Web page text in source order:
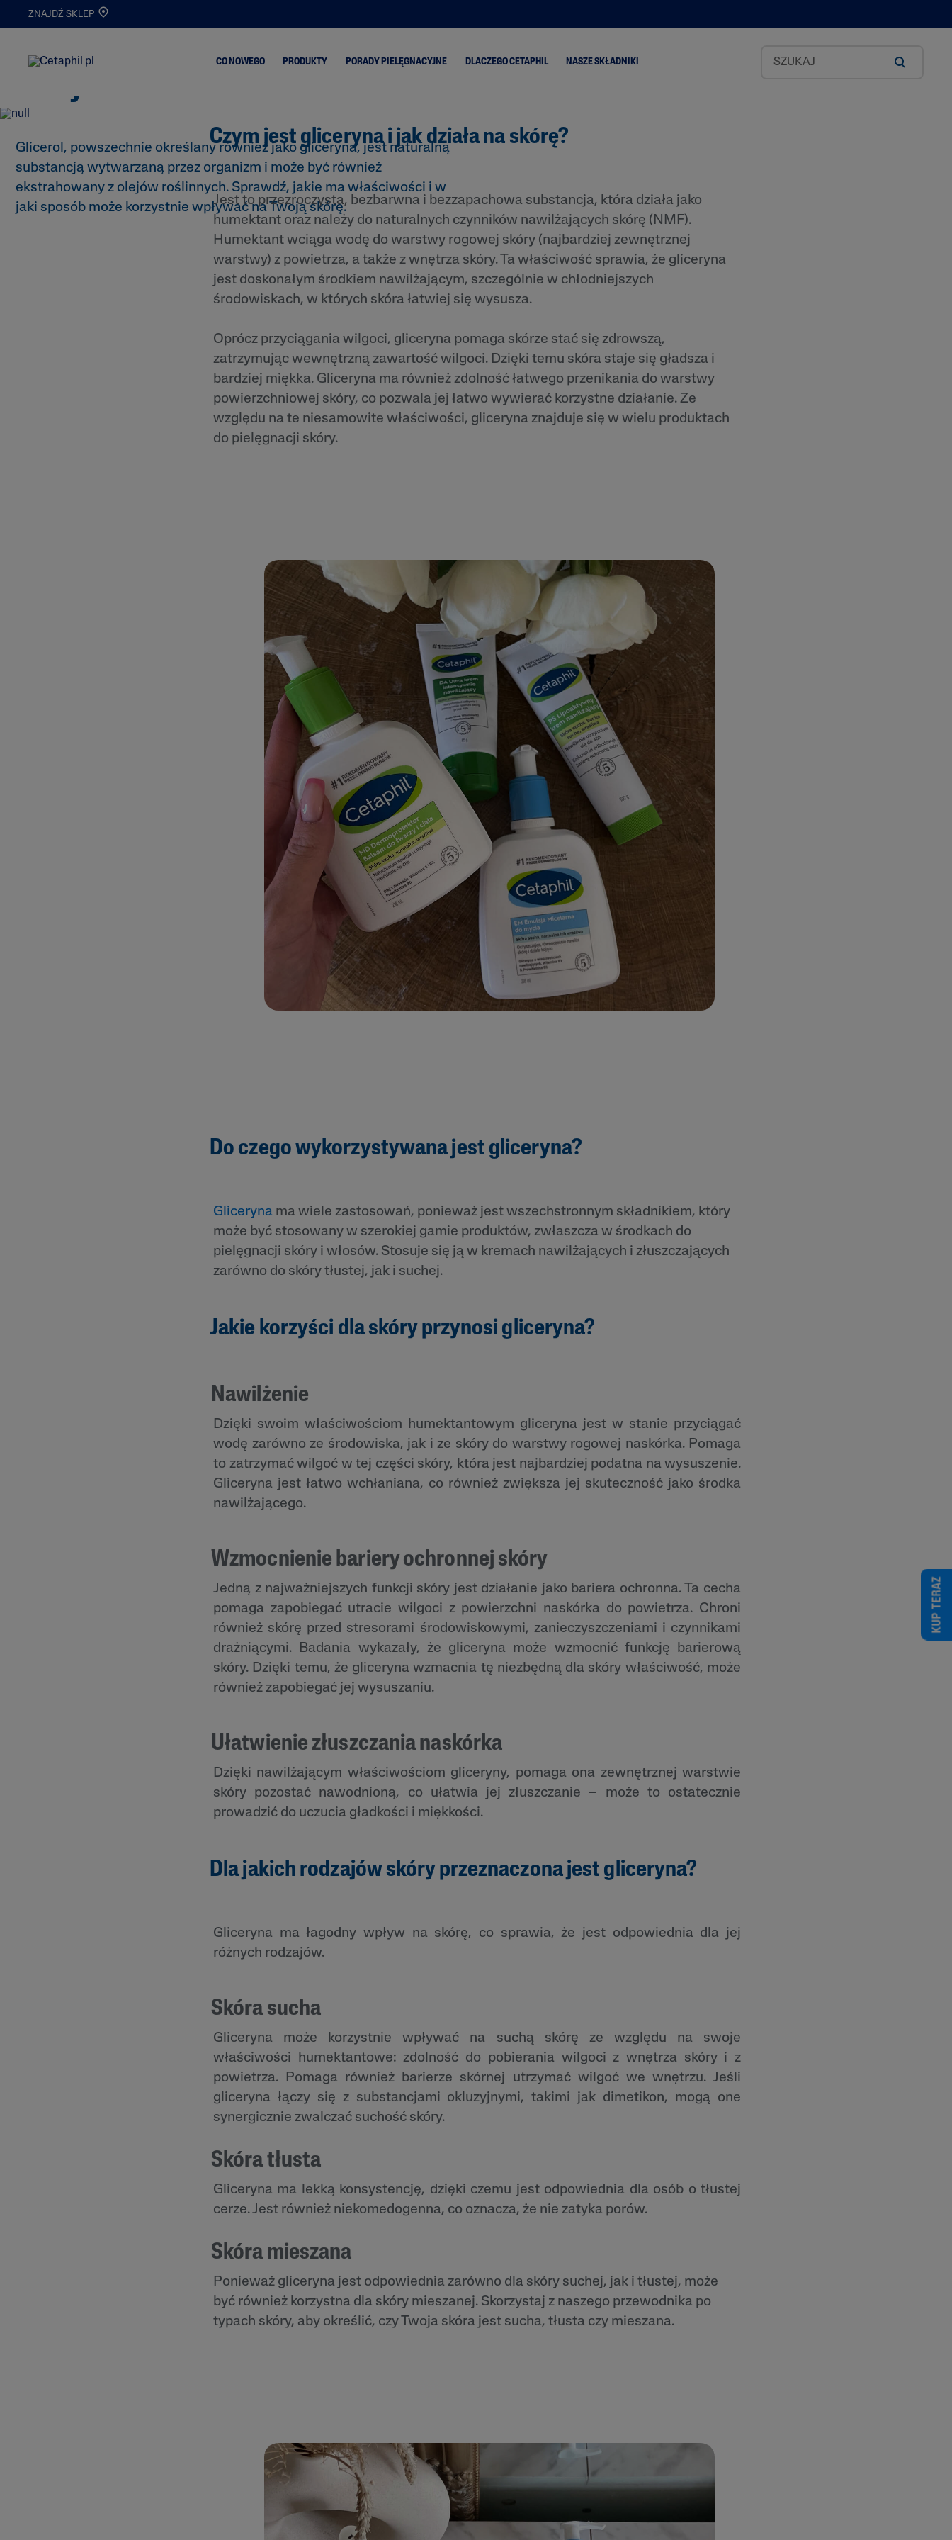
ZNAJDŹ SKLEP
CO NOWEGO PRODUKTY
Oczyszczanie
Nawilżanie
Serum
Nowości
Trądzik i Wypryski
Skóra Matowa i
Odwodniona
Oczyszczanie i
Demakijaż
Atopowe Zapalenie
Skóry
Skóra
Przetłuszczająca się
Skóra Podrażniona i
Popękana
Trądzik Różowaty
Skóra Szorstka i
Łuszcząca się
Skóra Sucha
Skóra Mieszana
Skóra Normalna
Skóra
Przetłuszczająca się
Classic
PRO Redness
Control
Gentle Exfoliating
Gliceryna
Niacynamid
Pantenol
Masło Shea
PORADY PIELĘGNACYJNE DLACZEGO CETAPHIL NASZE SKŁADNIKI
Czy gliceryna jest dobra dla Twojej
skóry?
Glicerol, powszechnie określany również jako gliceryna, jest naturalną
substancją wytwarzaną przez organizm i może być również
ekstrahowany z olejów roślinnych. Sprawdź, jakie ma właściwości i w
jaki sposób może korzystnie wpływać na Twoją skórę.
Czym jest gliceryna i jak działa na skórę?
Jest to przezroczysta, bezbarwna i bezzapachowa substancja, która działa jako
humektant oraz należy do naturalnych czynników nawilżających skórę (NMF).
Humektant wciąga wodę do warstwy rogowej skóry (najbardziej zewnętrznej
warstwy) z powietrza, a także z wnętrza skóry. Ta właściwość sprawia, że gliceryna
jest doskonałym środkiem nawilżającym, szczególnie w chłodniejszych
środowiskach, w których skóra łatwiej się wysusza.
Oprócz przyciągania wilgoci, gliceryna pomaga skórze stać się zdrowszą,
zatrzymując wewnętrzną zawartość wilgoci. Dzięki temu skóra staje się gładsza i
bardziej miękka. Gliceryna ma również zdolność łatwego przenikania do warstwy
powierzchniowej skóry, co pozwala jej łatwo wywierać korzystne działanie. Ze
względu na te niesamowite właściwości, gliceryna znajduje się w wielu produktach
do pielęgnacji skóry.
Do czego wykorzystywana jest gliceryna?
Gliceryna ma wiele zastosowań, ponieważ jest wszechstronnym składnikiem, który
może być stosowany w szerokiej gamie produktów, zwłaszcza w środkach do
pielęgnacji skóry i włosów. Stosuje się ją w kremach nawilżających i złuszczających
zarówno do skóry tłustej, jak i suchej.
Jakie korzyści dla skóry przynosi gliceryna?
Nawilżenie
Dzięki swoim właściwościom humektantowym gliceryna jest w stanie przyciągać
wodę zarówno ze środowiska, jak i ze skóry do warstwy rogowej naskórka. Pomaga
to zatrzymać wilgoć w tej części skóry, która jest najbardziej podatna na wysuszenie.
Gliceryna jest łatwo wchłaniana, co również zwiększa jej skuteczność jako środka
nawilżającego.
Wzmocnienie bariery ochronnej skóry
Jedną z najważniejszych funkcji skóry jest działanie jako bariera ochronna. Ta cecha
pomaga zapobiegać utracie wilgoci z powierzchni naskórka do powietrza. Chroni
również skórę przed stresorami środowiskowymi, zanieczyszczeniami i czynnikami
drażniącymi. Badania wykazały, że gliceryna może wzmocnić funkcję barierową
skóry. Dzięki temu, że gliceryna wzmacnia tę niezbędną dla skóry właściwość, może
również zapobiegać jej wysuszaniu.
Ułatwienie złuszczania naskórka
Dzięki nawilżającym właściwościom gliceryny, pomaga ona zewnętrznej warstwie
skóry pozostać nawodnioną, co ułatwia jej złuszczanie – może to ostatecznie
prowadzić do uczucia gładkości i miękkości.
Dla jakich rodzajów skóry przeznaczona jest gliceryna?
Gliceryna ma łagodny wpływ na skórę, co sprawia, że jest odpowiednia dla jej
różnych rodzajów.
Skóra sucha
Gliceryna może korzystnie wpływać na suchą skórę ze względu na swoje
właściwości humektantowe: zdolność do pobierania wilgoci z wnętrza skóry i z
powietrza. Pomaga również barierze skórnej utrzymać wilgoć we wnętrzu. Jeśli
gliceryna łączy się z substancjami okluzyjnymi, takimi jak dimetikon, mogą one
synergicznie zwalczać suchość skóry.
Skóra tłusta
Gliceryna ma lekką konsystencję, dzięki czemu jest odpowiednia dla osób o tłustej
cerze. Jest również niekomedogenna, co oznacza, że nie zatyka porów.
Skóra mieszana
Ponieważ gliceryna jest odpowiednia zarówno dla skóry suchej, jak i tłustej, może
być również korzystna dla skóry mieszanej. Skorzystaj z naszego przewodnika po
typach skóry, aby określić, czy Twoja skóra jest sucha, tłusta czy mieszana.
KUP TERAZ